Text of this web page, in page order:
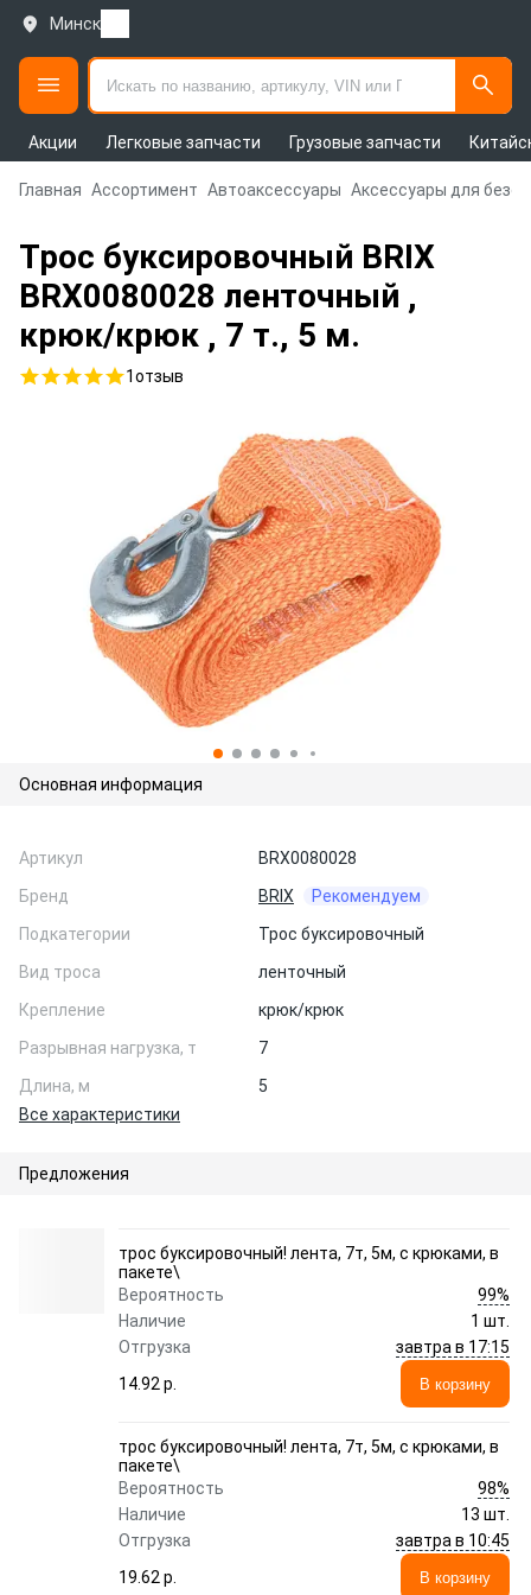
Минск
Акции Легковые запчасти Грузовые запчасти
Главная Ассортимент Автоаксессуары Аксессуары для
Трос буксировочный BRIX
BRX0080028 ленточный ,
крюк/крюк , 7 т., 5 м.
1отзыв
Основная информация
Артикул
BRX0080028
Бренд
BRIX
Рекомендуем
Подкатегории
Трос буксировочный
Вид троса
ленточный
Крепление
крюк/крюк
Разрывная нагрузка, т
7
Длина, м
5
Все характеристики
Предложения
трос буксировочный! лента, 7т, 5м, с крюками, в
пакете\
Вероятность
99%
Наличие
1 шт.
Отгрузка
завтра в 17:15
14.92 p.
В корзину
трос буксировочный! лента, 7т, 5м, с крюками, в
пакете\
Вероятность
98%
Наличие
13 шт.
Отгрузка
завтра в 10:45
19.62 p.
В корзину